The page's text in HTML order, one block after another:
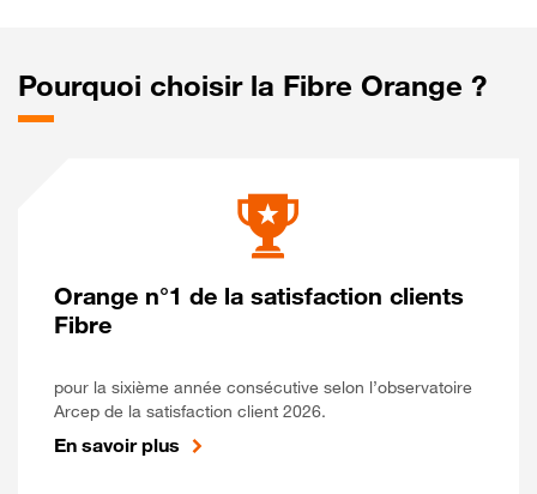
Pourquoi choisir la Fibre Orange ?
Orange n°1 de la satisfaction clients
Fibre
pour la sixième année consécutive selon l’observatoire
Arcep de la satisfaction client 2026.
En savoir plus